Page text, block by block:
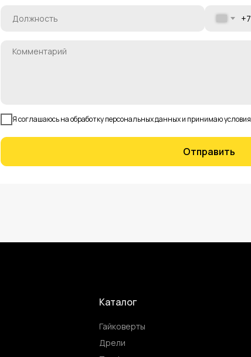
+7
Я соглашаюсь на обработку персональных данных и принимаю условия
Отправить
Дрели
Гайковерты
Каталог